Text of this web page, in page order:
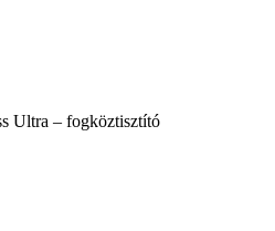
Ultra – fogköztisztító